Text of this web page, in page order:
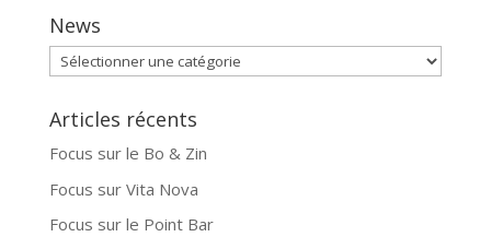
News
News
Articles récents
Focus sur le Bo & Zin
Focus sur Vita Nova
Focus sur le Point Bar